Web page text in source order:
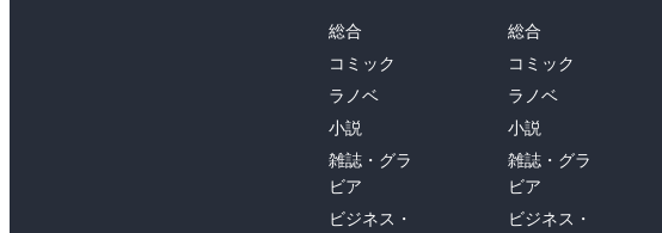
総合
コミック
ラノベ
小説
雑誌・グラ
ビア
ビジネス・
総合
コミック
ラノベ
小説
雑誌・グラ
ビア
ビジネス・